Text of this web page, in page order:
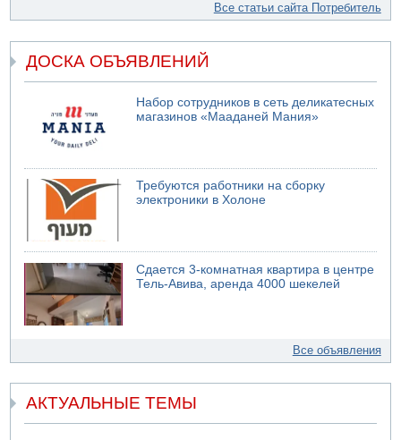
Все статьи сайта Потребитель
ДОСКА ОБЪЯВЛЕНИЙ
Набор сотрудников в сеть деликатесных
магазинов «Мааданей Мания»
Требуются работники на сборку
электроники в Холоне
Сдается 3-комнатная квартира в центре
Тель-Авива, аренда 4000 шекелей
Все объявления
АКТУАЛЬНЫЕ ТЕМЫ